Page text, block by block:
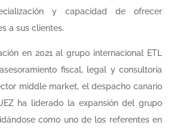
y capacidad de ofrecer
a sus clientes.
en 2021 al grupo internacional ETL
fiscal, legal y consultoría
middle market, el despacho canario
ha liderado la expansión del grupo
como uno de los referentes en